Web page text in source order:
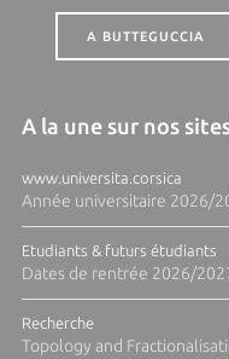
A BUTTEGUCCIA
A la une sur nos
www.universita.corsica
Année universitaire 2026/
Etudiants & futurs étudiants
Dates de rentrée 2026/
Recherche
Topology and